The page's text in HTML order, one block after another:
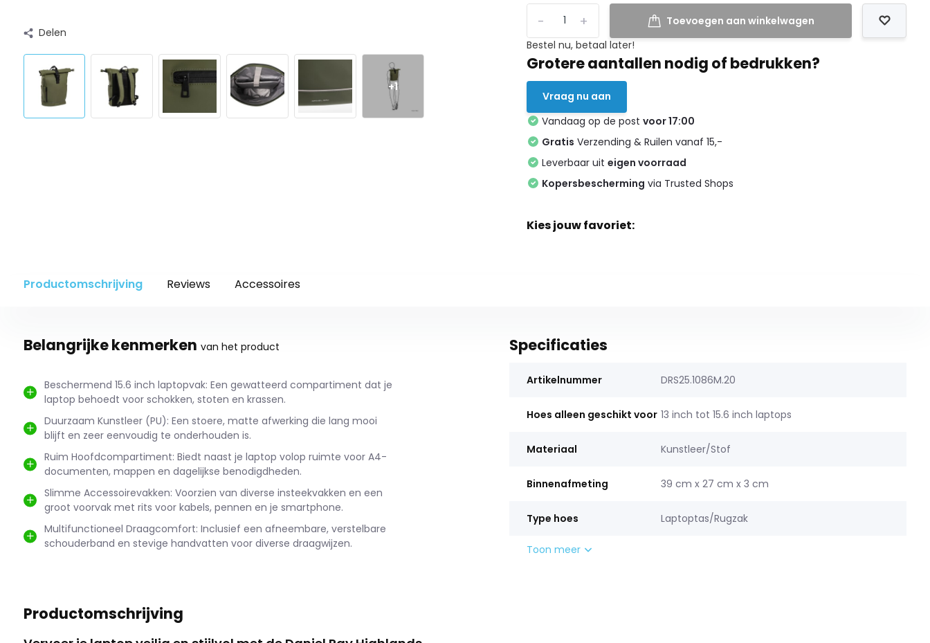
Delen
+1
+
-
Toevoegen aan winkelwagen
Bestel nu, betaal later!
Grotere aantallen nodig of bedrukken?
Vraag nu aan
Vandaag op de postvoor 17:00
Gratis Verzending & Ruilen vanaf 15,-
Leverbaar uiteigen voorraad
Kopersbescherming via Trusted Shops
Kies jouw favoriet:
Productomschrijving Reviews Accessoires
Belangrijke kenmerken van het product
Beschermend 15.6 inch laptopvak: Een gewatteerd compartiment dat je
laptop behoedt voor schokken, stoten en krassen.
Duurzaam Kunstleer (PU): Een stoere, matte afwerking die lang mooi
blijft en zeer eenvoudig te onderhouden is.
Ruim Hoofdcompartiment: Biedt naast je laptop volop ruimte voor A4-
documenten, mappen en dagelijkse benodigdheden.
Slimme Accessoirevakken: Voorzien van diverse insteekvakken en een
groot voorvak met rits voor kabels, pennen en je smartphone.
Multifunctioneel Draagcomfort: Inclusief een afneembare, verstelbare
schouderband en stevige handvatten voor diverse draagwijzen.
Productomschrijving
Specificaties
Artikelnummer DRS25.1086M.20
Hoes alleen geschikt voor 13 inch tot 15.6 inch laptops
Materiaal Kunstleer/Stof
Binnenafmeting 39 cm x 27 cm x 3 cm
Type hoes Laptoptas/Rugzak
Toon meer